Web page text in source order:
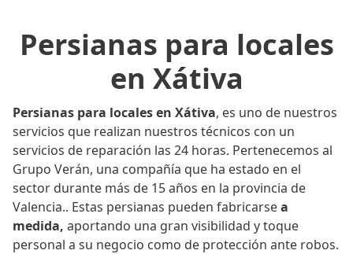
Persianas para locales
en Xátiva
Persianas para locales en Xátiva, es uno de nuestros
servicios que realizan nuestros técnicos con un
servicios de reparación las 24 horas. Pertenecemos al
Grupo Verán, una compañía que ha estado en el
sector durante más de 15 años en la provincia de
Valencia.. Estas persianas pueden fabricarsea
medida, aportando una gran visibilidad y toque
personal a su negocio como de protección ante robos.